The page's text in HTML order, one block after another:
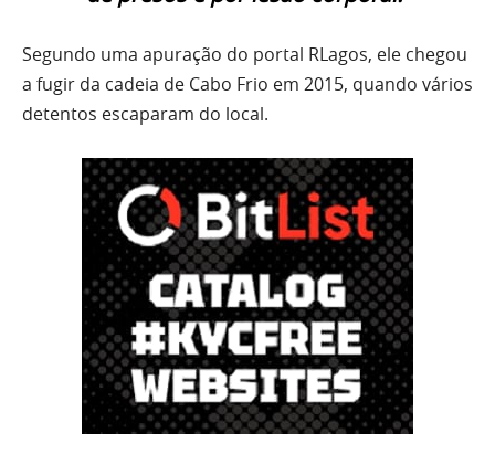
Segundo uma apuração do portal RLagos, ele chegou
a fugir da cadeia de Cabo Frio em 2015, quando vários
detentos escaparam do local.